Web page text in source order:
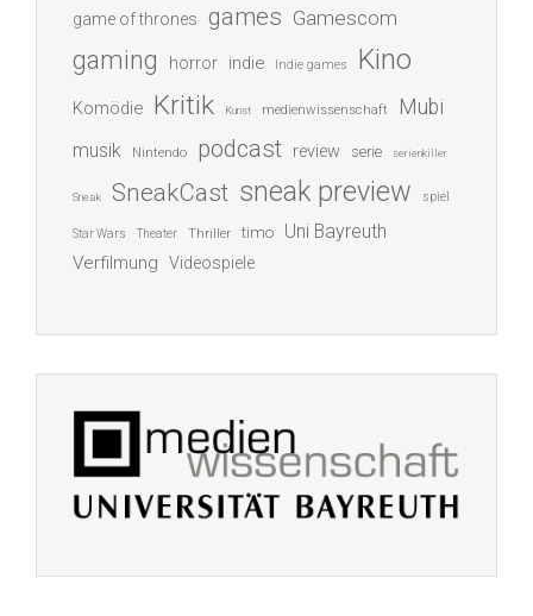
game of thrones games Gamescom
gaming horror indie Indie games Kino
Komödie Kritik Kunst medienwissenschaft Mubi
musik Nintendo podcast review serie serienkiller
Sneak SneakCast sneak preview spiel
Star Wars Theater Thriller timo Uni Bayreuth
Verfilmung Videospiele